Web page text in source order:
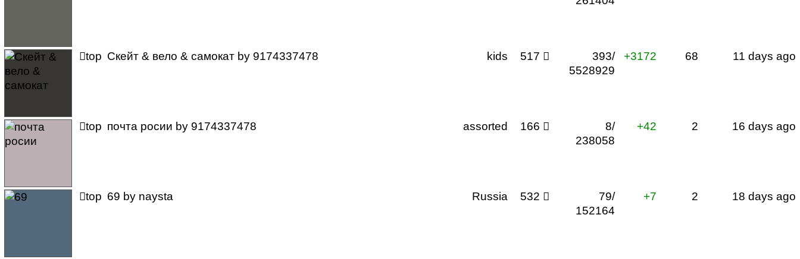
top Скейт & вело & самокат by 9174337478 kids 517 
393/
5528929
+3172 68 11 days ago
top почта росии by 9174337478 assorted 166 
8/
238058
+42 2 16 days ago
top 69 by naysta Russia 532 
79/
152164
+7 2 18 days ago